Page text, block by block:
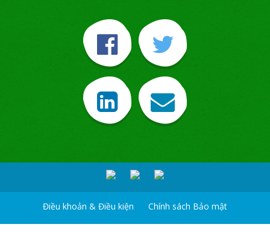
Điều khoản & Điều kiện Chính sách Bảo mật